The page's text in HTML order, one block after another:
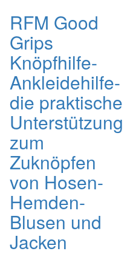
RFM Good
Grips
Knöpfhilfe-
Ankleidehilfe-
die praktische
Unterstützung
zum
Zuknöpfen
von Hosen-
Hemden-
Blusen und
Jacken